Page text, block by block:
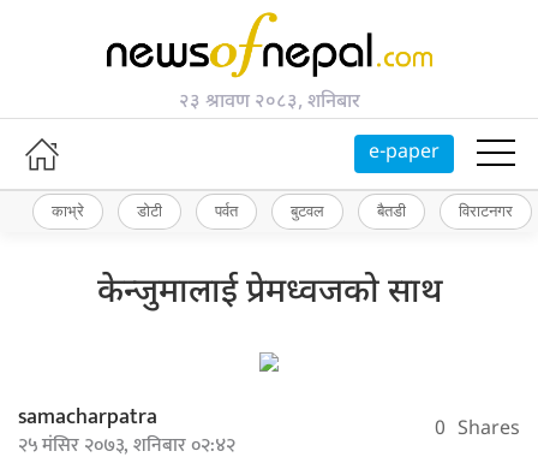
२३ श्रावण २०८३, शनिबार
e-paper
काभ्रे डोटी पर्वत बुटवल बैतडी विराटनगर
केन्जुमालाई प्रेमध्वजको साथ
samacharpatra
२५ मंसिर २०७३, शनिबार ०२:४२ 0 Shares